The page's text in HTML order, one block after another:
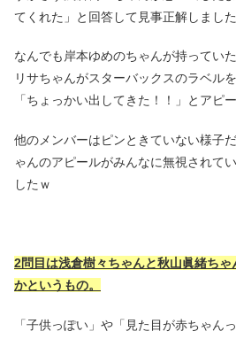
てくれた」と回答して見事正解しました
なんでも岸本ゆめのちゃんが持ってい
リサちゃんがスターバックスのラベル
「ちょっかい出してきた！！」とアピ
他のメンバーはピンときていない様子
ゃんのアピールがみんなに無視されて
したｗ
2問目は浅倉樹々ちゃんと秋山眞緒ち
かというもの。
「子供っぽい」や「見た目が赤ちゃん